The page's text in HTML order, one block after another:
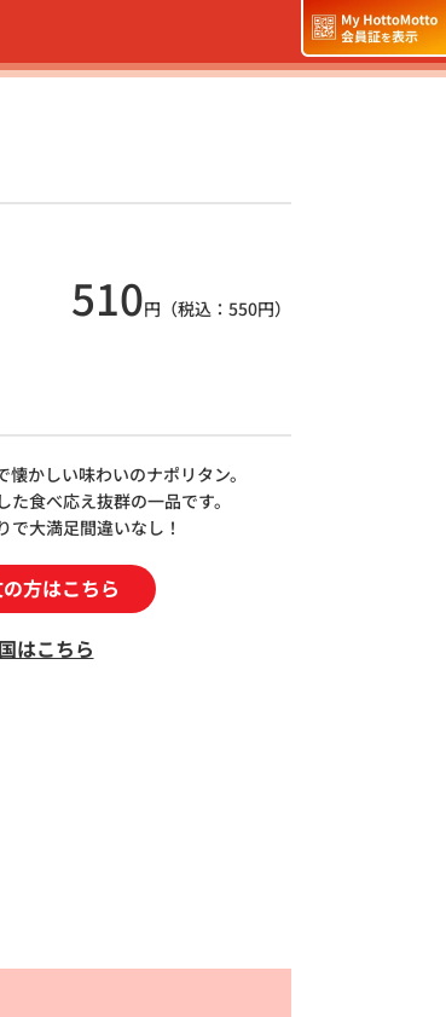
510円（税込： 550円）
かしい味わいのナポリタン。
食べ応え抜群の一品です。
で大満足間違いなし！
方はこちら
はこちら